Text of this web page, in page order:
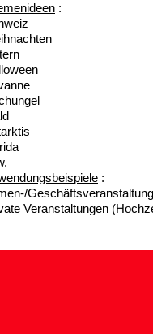
:
:
Veranstaltungen